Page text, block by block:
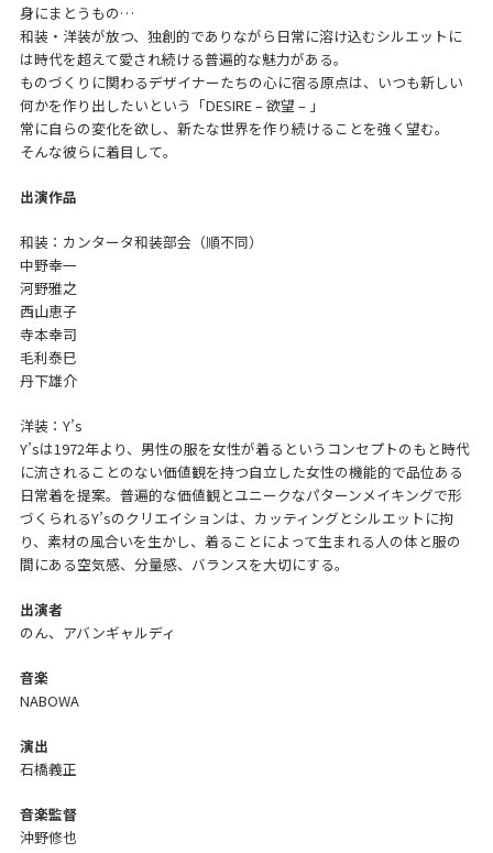
身にまとうもの…
和装・洋装が放つ、独創的でありながら日常に溶け込むシルエットに
は時代を超えて愛され続ける普遍的な魅力がある。
ものづくりに関わるデザイナーたちの心に宿る原点は、いつも新しい
何かを作り出したいという「DESIRE – 欲望 – 」
常に自らの変化を欲し、新たな世界を作り続けることを強く望む。
そんな彼らに着目して。
出演作品
和装：カンタータ和装部会（順不同）
中野幸一
河野雅之
西山恵子
寺本幸司
毛利泰巳
丹下雄介
洋装：Y’s
Y’sは1972年より、男性の服を女性が着るというコンセプトのもと時代
に流されることのない価値観を持つ自立した女性の機能的で品位ある
日常着を提案。普遍的な価値観とユニークなパターンメイキングで形
づくられるY’sのクリエイションは、カッティングとシルエットに拘
り、素材の風合いを生かし、着ることによって生まれる人の体と服の
間にある空気感、分量感、バランスを大切にする。
出演者
のん、アバンギャルディ
音楽
NABOWA
演出
石橋義正
音楽監督
沖野修也